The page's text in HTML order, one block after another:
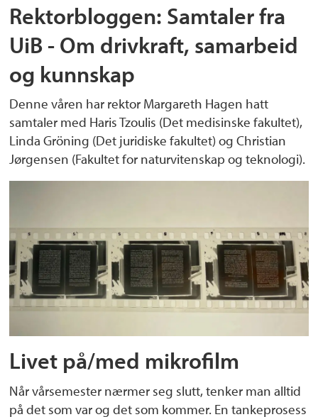
Rektorbloggen: Samtaler fra
UiB - Om drivkraft, samarbeid
og kunnskap
Denne våren har rektor Margareth Hagen hatt
samtaler med Haris Tzoulis (Det medisinske fakultet),
Linda Gröning (Det juridiske fakultet) og Christian
Jørgensen (Fakultet for naturvitenskap og teknologi).
Livet på/med mikrofilm
Når vårsemester nærmer seg slutt, tenker man alltid
på det som var og det som kommer. En tankeprosess